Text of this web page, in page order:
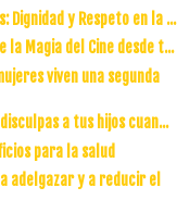
Dignidad y Respeto en la ...
la Magia del Cine desde t...
viven una segunda
a tus hijos cuan...
para la salud
adelgazar y a reducir el